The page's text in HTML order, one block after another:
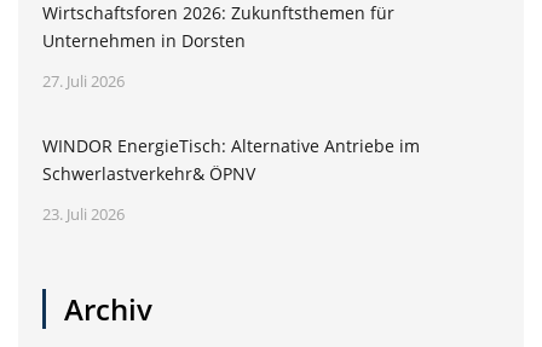
Wirtschaftsforen 2026: Zukunftsthemen für
Unternehmen in Dorsten
27. Juli 2026
WINDOR EnergieTisch: Alternative Antriebe im
Schwerlastverkehr& ÖPNV
23. Juli 2026
Archiv